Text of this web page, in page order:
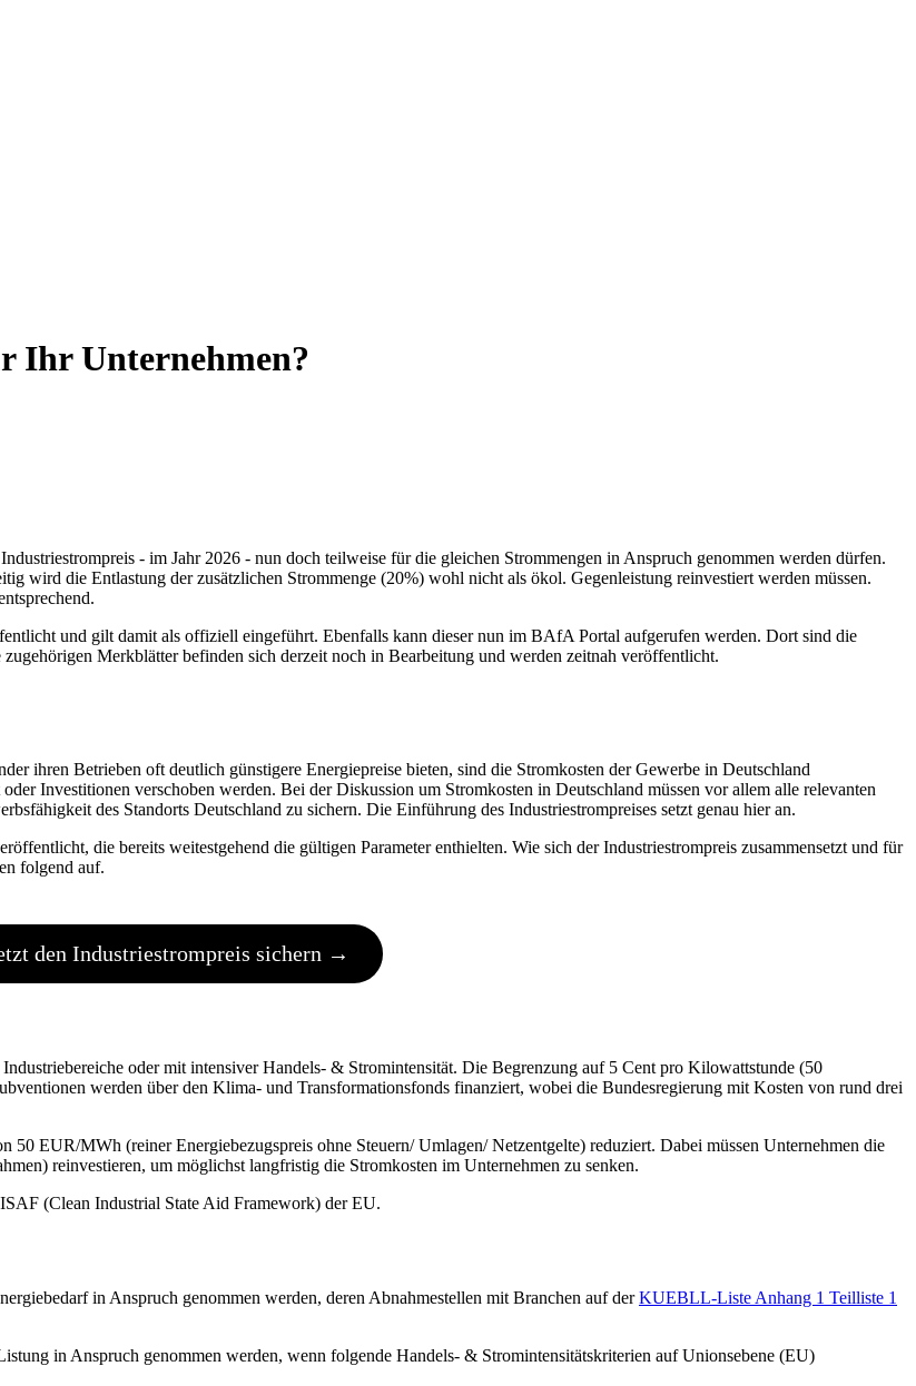
Ihr Unternehmen?
- im Jahr 2026 - nun doch teilweise für die gleichen Strommengen in Anspruch genommen werden dürfen.
wird die Entlastung der zusätzlichen Strommenge (20%) wohl nicht als ökol. Gegenleistung reinvestiert werden müssen.
und gilt damit als offiziell eingeführt. Ebenfalls kann dieser nun im BAfA Portal aufgerufen werden. Dort sind die
Merkblätter befinden sich derzeit noch in Bearbeitung und werden zeitnah veröffentlicht.
ihren Betrieben oft deutlich günstigere Energiepreise bieten, sind die Stromkosten der Gewerbe in Deutschland
Investitionen verschoben werden. Bei der Diskussion um Stromkosten in Deutschland müssen vor allem alle relevanten
des Standorts Deutschland zu sichern. Die Einführung des Industriestrompreises setzt genau hier an.
die bereits weitestgehend die gültigen Parameter enthielten. Wie sich der Industriestrompreis zusammensetzt und für
folgend auf.
den Industriestrompreis sichern →
oder mit intensiver Handels- & Stromintensität. Die Begrenzung auf 5 Cent pro Kilowattstunde (50
werden über den Klima- und Transformationsfonds finanziert, wobei die Bundesregierung mit Kosten von rund drei
50 EUR/MWh (reiner Energiebezugspreis ohne Steuern/ Umlagen/ Netzentgelte) reduziert. Dabei müssen Unternehmen die
reinvestieren, um möglichst langfristig die Stromkosten im Unternehmen zu senken.
(Clean Industrial State Aid Framework) der EU.
in Anspruch genommen werden, deren Abnahmestellen mit Branchen auf derKUEBLL-Liste Anhang 1 Teilliste 1
in Anspruch genommen werden, wenn folgende Handels- & Stromintensitätskriterien auf Unionsebene (EU)